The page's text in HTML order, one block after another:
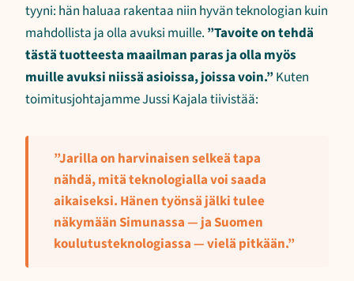
tyyni: hän haluaa rakentaa niin hyvän teknologian kuin
mahdollista ja olla avuksi muille. ”Tavoite on tehdä
tästä tuotteesta maailman paras ja olla myös
muille avuksi niissä asioissa, joissa voin.”Kuten
toimitusjohtajamme Jussi Kajala tiivistää:
”Jarilla on harvinaisen selkeä tapa
nähdä, mitä teknologialla voi saada
aikaiseksi. Hänen työnsä jälki tulee
näkymään Simunassa — ja Suomen
koulutusteknologiassa — vielä pitkään.”